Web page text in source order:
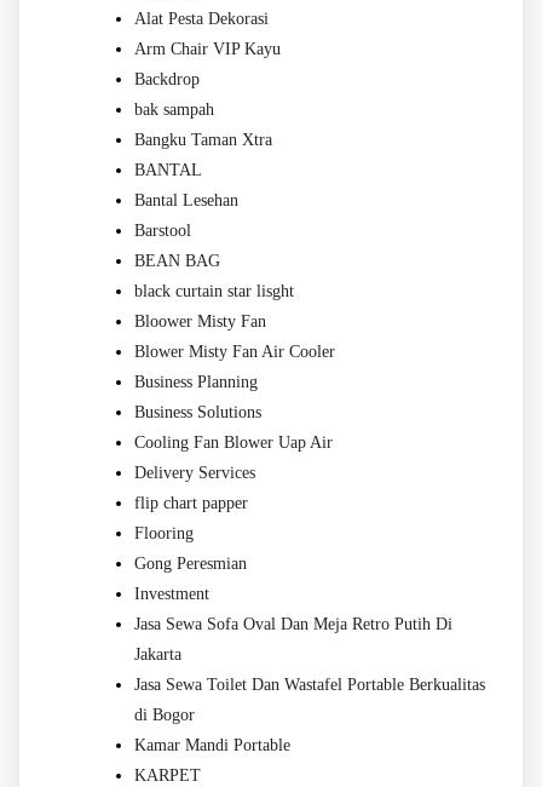
Alat Pesta Dekorasi
Arm Chair VIP Kayu
Backdrop
bak sampah
Bangku Taman Xtra
BANTAL
Bantal Lesehan
Barstool
BEAN BAG
black curtain star lisght
Bloower Misty Fan
Blower Misty Fan Air Cooler
Business Planning
Business Solutions
Cooling Fan Blower Uap Air
Delivery Services
flip chart papper
Flooring
Gong Peresmian
Investment
Jasa Sewa Sofa Oval Dan Meja Retro Putih Di
Jakarta
Jasa Sewa Toilet Dan Wastafel Portable Berkualitas
di Bogor
Kamar Mandi Portable
KARPET